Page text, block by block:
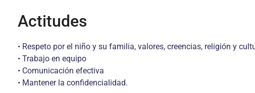
Actitudes
• Respeto por el niño y su familia, valores, creencias, religión y
• Trabajo en equipo
• Comunicación efectiva
• Mantener la confidencialidad.